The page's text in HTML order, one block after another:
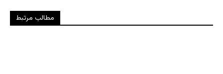
مطالب مرتبط